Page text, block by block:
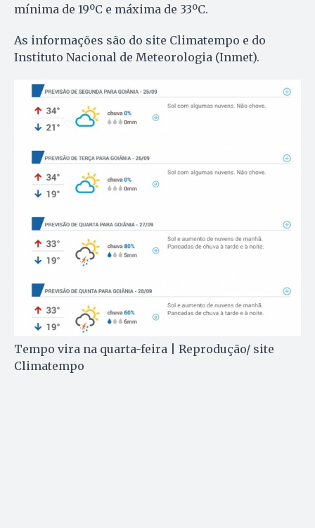
mínima de 19ºC e máxima de 33ºC.
As informações são do site Climatempo e do
Instituto Nacional de Meteorologia (Inmet).
Tempo vira na quarta-feira | Reprodução/ site
Climatempo